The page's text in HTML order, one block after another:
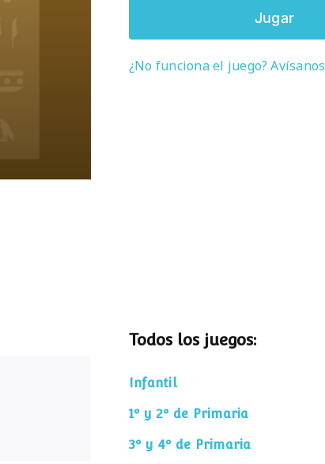
Jugar
¿No funciona el juego? Avísanos
Todos los juegos:
Infantil
1º y 2º de Primaria
3º y 4º de Primaria